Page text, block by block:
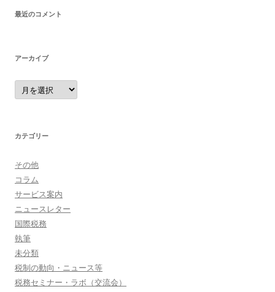
最近のコメント
アーカイブ
カテゴリー
その他
コラム
サービス案内
ニュースレター
国際税務
執筆
未分類
税制の動向・ニュース等
税務セミナー・ラボ（交流会）